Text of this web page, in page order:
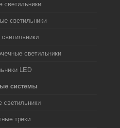
светильники
светильники
светильники
LED
системы
светильники
треки